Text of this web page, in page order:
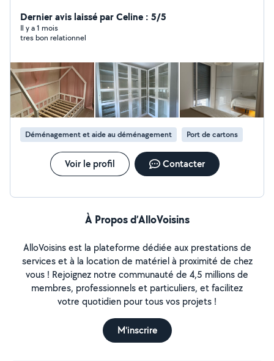
suis disponible immédiatement. N'hésitez à me
contacter
Dernier avis laissé par Celine : 5/5
Il y a 1 mois
tres bon relationnel
Déménagement et aide au déménagement Port de cartons
Voir le profil Contacter
À Propos d’AlloVoisins
AlloVoisins est la plateforme dédiée aux prestations de
services et à la location de matériel à proximité de chez
vous ! Rejoignez notre communauté de 4,5 millions de
membres, professionnels et particuliers, et facilitez
votre quotidien pour tous vos projets !
M'inscrire